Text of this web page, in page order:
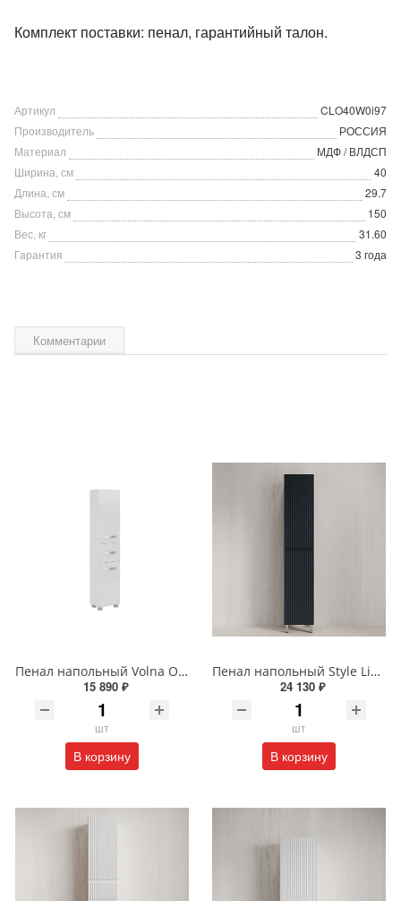
Комплект поставки: пенал, гарантийный талон.
Артикул
CLO40W0i97
Производитель
РОССИЯ
Материал
МДФ / ВЛДСП
Ширина, см
40
Длина, см
29.7
Высота, см
150
Вес, кг
31.60
Гарантия
3 года
Комментарии
Пенал напольный Volna Onda 40 tpONDA80.2Y-01 белый
15 890 ₽
шт
В корзину
Пенал напольный Style Line МАРОККО 36 см ЛС-00002512 графит
24 130 ₽
шт
В корзину